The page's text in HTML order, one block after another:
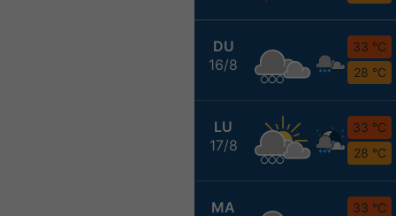
DU
16/8
33 °C
28 °C
LU
17/8
33 °C
28 °C
MA
33 °C